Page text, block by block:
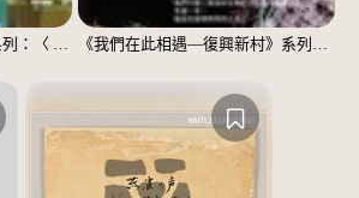
《鄉關何處—建業新村》系列：〈 邱敬賢04〉 《我們在此相遇—復興新村》系列：〈殘響04〉